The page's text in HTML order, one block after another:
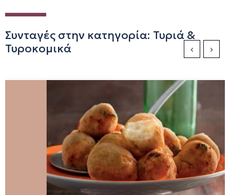
Συνταγές στην κατηγορία: Τυριά &
Τυροκομικά
PreviousNext